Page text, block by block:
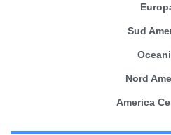
Sud
Nord
America